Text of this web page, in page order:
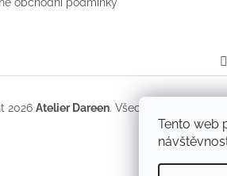
Tento web
2026 Atelier Dareen. Všechna práva